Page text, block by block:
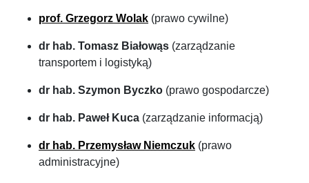
prof. Grzegorz Wolak (prawo cywilne)
dr hab. Tomasz Białowąs (zarządzanie
transportem i logistyką)
dr hab. Szymon Byczko (prawo gospodarcze)
dr hab. Paweł Kuca (zarządzanie informacją)
dr hab. Przemysław Niemczuk (prawo
administracyjne)